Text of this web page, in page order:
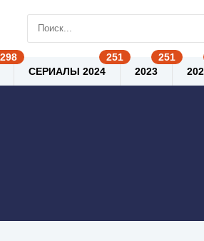
СЕРИАЛЫ 2024 2023